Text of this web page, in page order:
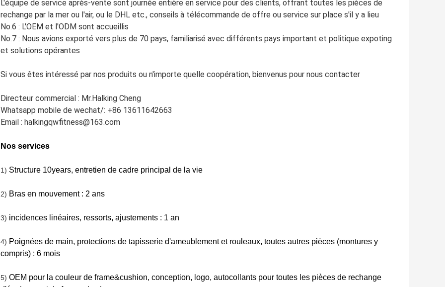
L'équipe de service après-vente sont journée entière en service pour des clients, offrant toutes les pièces de
rechange par la mer ou l'air, ou le DHL etc., conseils à télécommande de offre ou service sur place s'il y a lieu
No.6 : L'OEM et l'ODM sont accueillis
No.7 : Nous avions exporté vers plus de 70 pays, familiarisé avec différents pays important et politique expoting
et solutions opérantes
Si vous êtes intéressé par nos produits ou n'importe quelle coopération, bienvenus pour nous contacter
Directeur commercial : Mr.Halking Cheng
Whatsapp mobile de wechat/: +86 13611642663
Email : halkingqwfitness@163.com
Nos services
1) Structure 10years, entretien de cadre principal de la vie
2) Bras en mouvement : 2 ans
3) incidences linéaires, ressorts, ajustements : 1 an
4) Poignées de main, protections de tapisserie d'ameublement et rouleaux, toutes autres pièces (montures y
compris) : 6 mois
5) OEM pour la couleur de frame&cushion, conception, logo, autocollants pour toutes les pièces de rechange